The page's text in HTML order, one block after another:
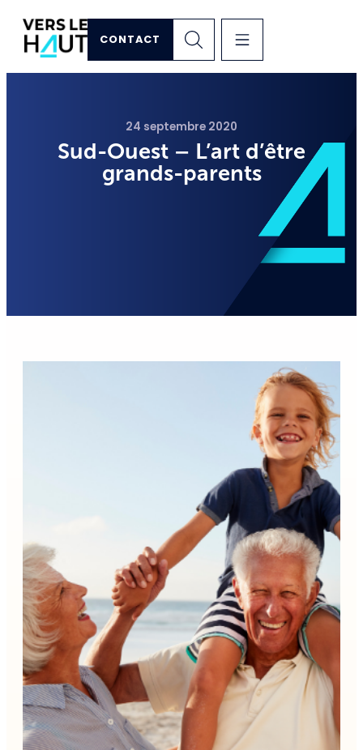
CONTACT
24 septembre 2020
Sud-Ouest – L’art d’être
grands-parents